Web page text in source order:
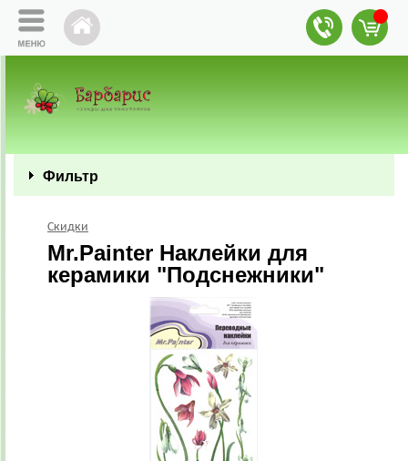
Фильтр
Скидки
Mr.Painter Наклейки для
керамики "Подснежники"